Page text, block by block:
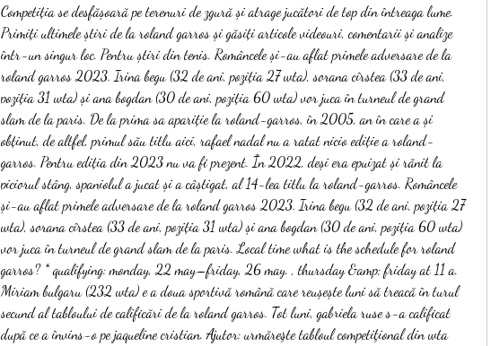
Competiția se desfășoară pe terenuri de zgură și atrage jucători de top din întreaga lume.
Primiți ultimele știri de la roland garros și găsiți articole videouri, comentarii și analize
într-un singur loc. Pentru știri din tenis. Româncele și-au aflat primele adversare de la
roland garros 2023. Irina begu (32 de ani, poziția 27 wta), sorana cîrstea (33 de ani,
poziția 31 wta) și ana bogdan (30 de ani, poziția 60 wta) vor juca în turneul de grand
slam de la paris. De la prima sa apariție la roland-garros, în 2005, an în care a și
obținut, de altfel, primul său titlu aici, rafael nadal nu a ratat nicio ediție a roland-
garros. Pentru ediția din 2023 nu va fi prezent. În 2022, deși era epuizat și rănit la
piciorul stâng, spaniolul a jucat și a câștigat, al 14-lea titlu la roland-garros. Româncele
și-au aflat primele adversare de la roland garros 2023. Irina begu (32 de ani, poziția 27
wta), sorana cîrstea (33 de ani, poziția 31 wta) și ana bogdan (30 de ani, poziția 60 wta)
vor juca în turneul de grand slam de la paris. Local time what is the schedule for roland
garros? * qualifying: monday, 22 may–friday, 26 may. , thursday &amp; friday at 11 a.
Miriam bulgaru (232 wta) e a doua sportivă română care reușește luni să treacă în turul
secund al tabloului de calificări de la roland garros. Tot luni, gabriela ruse s-a calificat
după ce a învins-o pe jaqueline cristian. Ajutor: urmăreşte tabloul competiţional din wta